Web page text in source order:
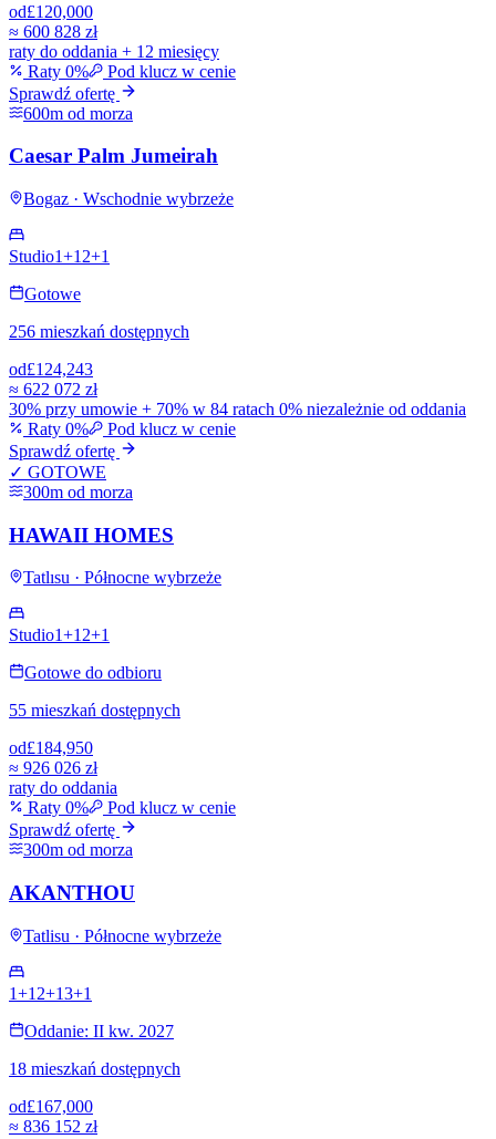
od£120,000
≈ 600 828 zł
raty do oddania + 12 miesięcy
Raty 0%
Pod klucz w cenie
Sprawdź ofertę
600m od morza
Caesar Palm Jumeirah
Bogaz · Wschodnie wybrzeże
Studio1+1 2+1
Gotowe
256 mieszkań dostępnych
od£124,243
≈ 622 072 zł
30% przy umowie + 70% w 84 ratach 0% niezależnie od oddania
Raty 0%
Pod klucz w cenie
Sprawdź ofertę
✓ GOTOWE
300m od morza
HAWAII HOMES
Tatlısu · Północne wybrzeże
Studio1+1 2+1
Gotowe do odbioru
55 mieszkań dostępnych
od£184,950
≈ 926 026 zł
raty do oddania
Raty 0%
Pod klucz w cenie
Sprawdź ofertę
300m od morza
AKANTHOU
Tatlisu · Północne wybrzeże
1+1 2+13+1
Oddanie: II kw. 2027
18 mieszkań dostępnych
od£167,000
≈ 836 152 zł